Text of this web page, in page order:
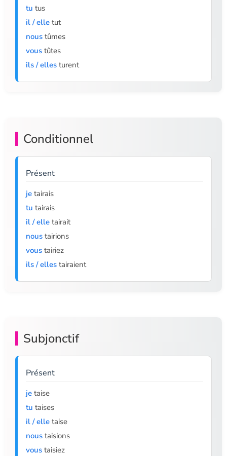
tu tus
il / elle tut
nous tûmes
vous tûtes
ils / elles turent
Conditionnel
Présent
je tairais
tu tairais
il / elle tairait
nous tairions
vous tairiez
ils / elles tairaient
Subjonctif
Présent
je taise
tu taises
il / elle taise
nous taisions
vous taisiez